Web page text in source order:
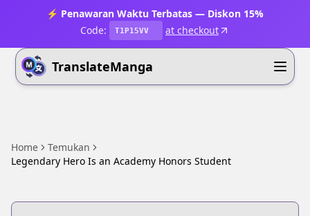
⚡ Penawaran Waktu Terbatas — Diskon 15%
Code:
T1P15VV at checkout
TranslateManga
Home
Temukan
Legendary Hero Is an Academy Honors Student